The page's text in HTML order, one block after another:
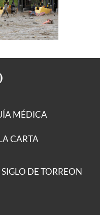
MÉDICA
CARTA
SIGLO DE TORREON